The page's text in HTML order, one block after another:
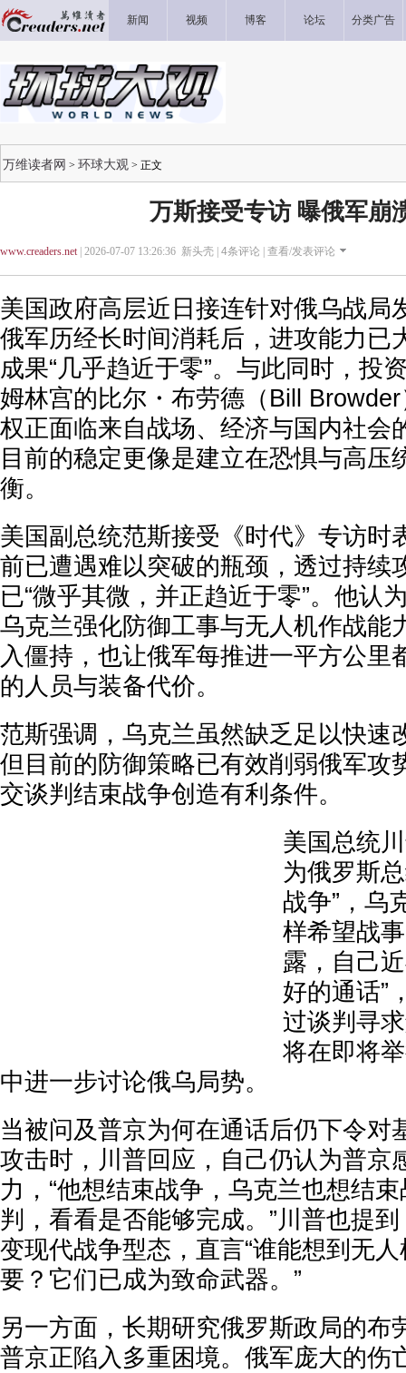
新闻 视频 博客 论坛 分类广告
万维读者网 > 环球大观 > 正文
万斯接受专访 曝俄军崩
www.creaders.net| 2026-07-07 13:26:36 新头壳 | 4条评论 | 查看/发表评论
美国政府高层近日接连针对俄乌战局
俄军历经长时间消耗后，进攻能力已
成果“几乎趋近于零”。与此同时，投
姆林宫的比尔・布劳德（Bill
权正面临来自战场、经济与国内社会
目前的稳定更像是建立在恐惧与高压
衡。
美国副总统范斯接受《时代》专访时
前已遭遇难以突破的瓶颈，透过持续
已“微乎其微，并正趋近于零”。他认
乌克兰强化防御工事与无人机作战能
入僵持，也让俄军每推进一平方公里
的人员与装备代价。
范斯强调，乌克兰虽然缺乏足以快速
但目前的防御策略已有效削弱俄军攻
交谈判结束战争创造有利条件。
美国总统
为俄罗斯
战争”，乌
样希望战
露，自己
好的通话”
过谈判寻
将在即将
中进一步讨论俄乌局势。
当被问及普京为何在通话后仍下令对
攻击时，川普回应，自己仍认为普京
力，“他想结束战争，乌克兰也想结
判，看看是否能够完成。”川普也提
变现代战争型态，直言“谁能想到无
要？它们已成为致命武器。”
另一方面，长期研究俄罗斯政局的布
普京正陷入多重困境。俄军庞大的伤